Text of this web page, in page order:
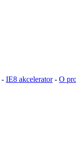
- IE8 akcelerator- O